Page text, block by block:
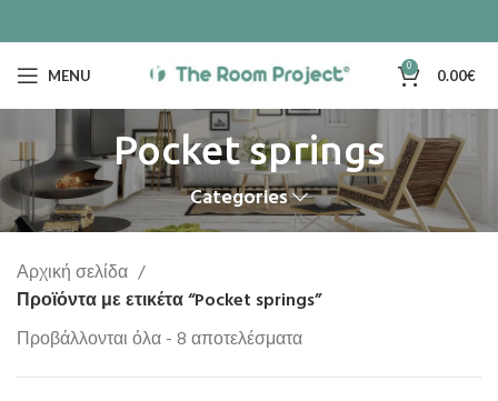
MENU 0 0.00€
Pocket springs
Categories
Αρχική σελίδα
Προϊόντα με ετικέτα “Pocket springs”
Προβάλλονται όλα - 8 αποτελέσματα